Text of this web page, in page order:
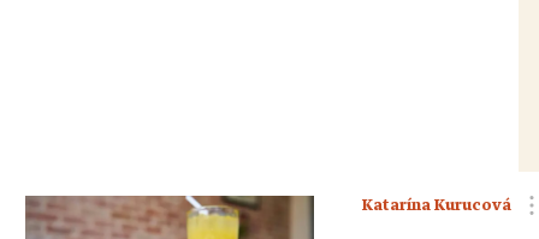
Katarína Kurucová